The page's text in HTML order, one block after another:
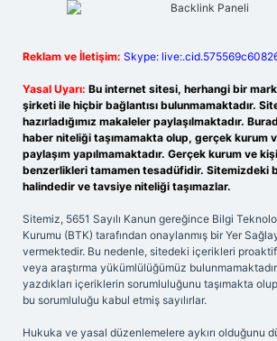
Reklam ve İletişim: Skype:
Yasal Uyarı: Bu internet sitesi, herhangi bir
şirketi ile hiçbir bağlantısı bulunmamaktadır.
hazırladığımız makaleler paylaşılmaktadır.
haber niteliği taşımamakta olup, gerçek kurum
paylaşım yapılmamaktadır. Gerçek kurum ve
benzerlikleri tamamen tesadüfidir. Sitemizdeki
halindedir ve tavsiye niteliği taşımazlar.
Sitemiz, 5651 Sayılı Kanun gereğince Bilgi
Kurumu (BTK) tarafından onaylanmış bir Yer
vermektedir. Bu nedenle, sitedeki içerikleri
veya araştırma yükümlülüğümüz
yazdıkları içeriklerin sorumluluğunu taşımakta
bu sorumluluğu kabul etmiş sayılırlar.
Hukuka ve yasal düzenlemelere aykırı olduğunu